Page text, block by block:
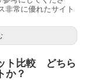
非常に優れたサイト
ト比較 どちら
か？